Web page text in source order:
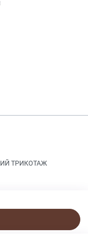
ТРИКОТАЖ